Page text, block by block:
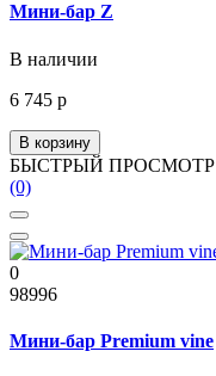
Мини-бар Z
В наличии
6 745 р
В корзину
БЫСТРЫЙ ПРОСМОТР
(0)
0
98996
Мини-бар Premium vine